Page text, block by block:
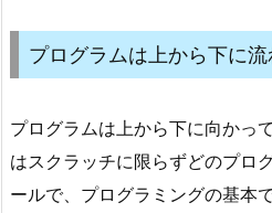
プログラムは上から下に流
プログラムは上から下に向かっ
はスクラッチに限らずどのプロ
ールで、プログラミングの基本で